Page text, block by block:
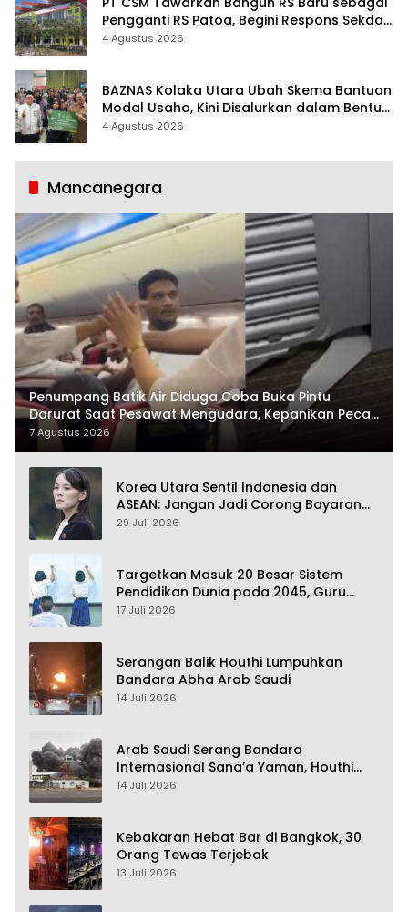
Pengganti RS Patoa, Begini Respons Sekda
Kolut
4 Agustus 2026
BAZNAS Kolaka Utara Ubah Skema Bantuan
Modal Usaha, Kini Disalurkan dalam Bentuk
Barang Senilai Rp419,5 Juta
4 Agustus 2026
Mancanegara
Penumpang Batik Air Diduga Coba Buka Pintu
Darurat Saat Pesawat Mengudara, Kepanikan Pecah
di Dalam Kabin
7 Agustus 2026
Korea Utara Sentil Indonesia dan
ASEAN: Jangan Jadi Corong Bayaran
Amerika Serikat
29 Juli 2026
Targetkan Masuk 20 Besar Sistem
Pendidikan Dunia pada 2045, Guru
Dapat Tunjangan hingga 100 Persen
17 Juli 2026
Serangan Balik Houthi Lumpuhkan
Bandara Abha Arab Saudi
14 Juli 2026
Arab Saudi Serang Bandara
Internasional Sana’a Yaman, Houthi
Siap Serang Balik
14 Juli 2026
Kebakaran Hebat Bar di Bangkok, 30
Orang Tewas Terjebak
13 Juli 2026